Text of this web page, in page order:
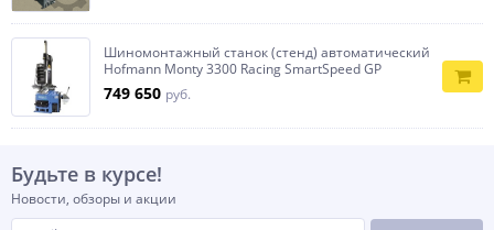
Шиномонтажный станок (стенд) автоматический
Hofmann Monty 3300 Racing SmartSpeed GP
749 650 руб.
Будьте в курсе!
Новости, обзоры и акции